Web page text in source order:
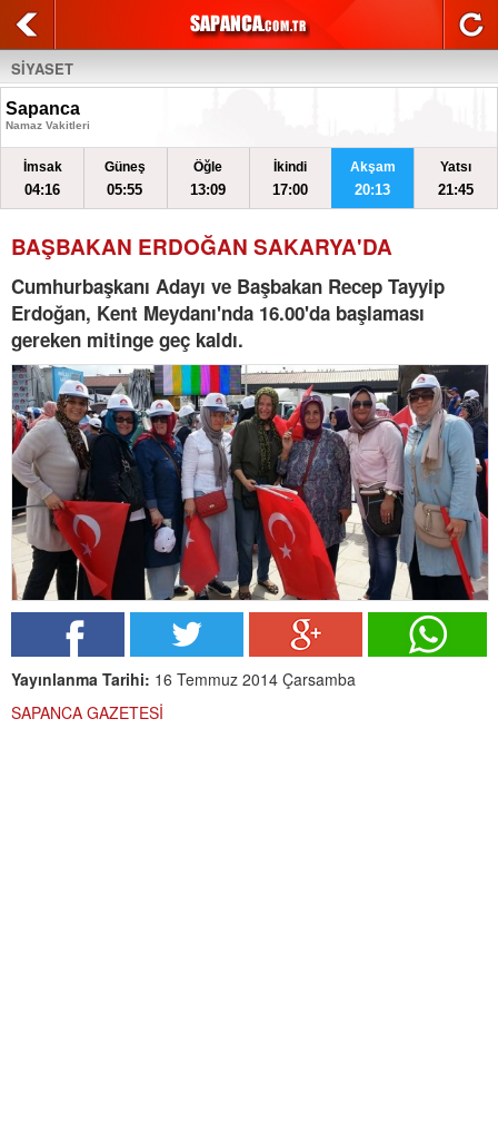
SİYASET
Sapanca
Namaz Vakitleri
İmsak
04:16
Güneş
05:55
Öğle
13:09
İkindi
17:00
Akşam
20:13
Yatsı
21:45
BAŞBAKAN ERDOĞAN SAKARYA'DA
Cumhurbaşkanı Adayı ve Başbakan Recep Tayyip
Erdoğan, Kent Meydanı'nda 16.00'da başlaması
gereken mitinge geç kaldı.
Yayınlanma Tarihi: 16 Temmuz 2014 Çarsamba
SAPANCA GAZETESİ